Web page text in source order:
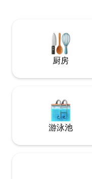
说明了一切。 推荐
厨房
游泳池